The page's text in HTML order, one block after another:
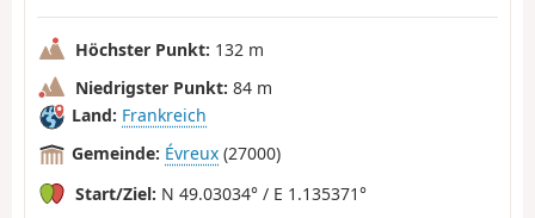
Höchster Punkt: 132 m
Niedrigster Punkt: 84 m
Land: Frankreich
Gemeinde: Évreux (27000)
Start/Ziel: N 49.03034° / E 1.135371°